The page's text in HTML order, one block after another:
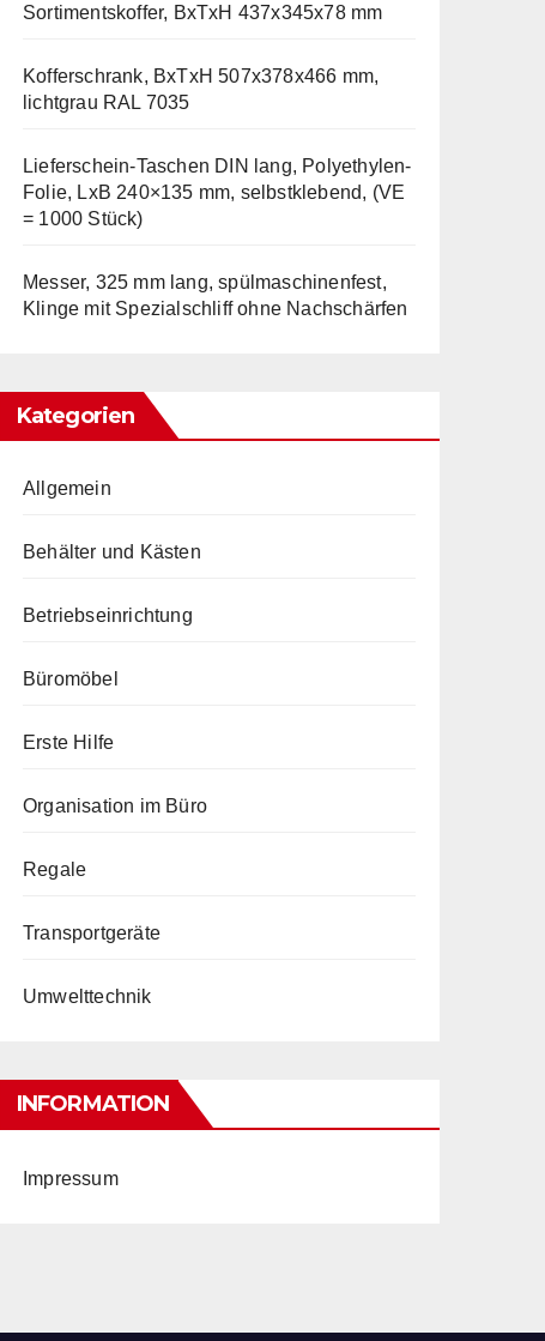
Sortimentskoffer, BxTxH 437x345x78 mm
Kofferschrank, BxTxH 507x378x466 mm,
lichtgrau RAL 7035
Lieferschein-Taschen DIN lang, Polyethylen-
Folie, LxB 240×135 mm, selbstklebend, (VE
= 1000 Stück)
Messer, 325 mm lang, spülmaschinenfest,
Klinge mit Spezialschliff ohne Nachschärfen
Kategorien
Allgemein
Behälter und Kästen
Betriebseinrichtung
Büromöbel
Erste Hilfe
Organisation im Büro
Regale
Transportgeräte
Umwelttechnik
INFORMATION
Impressum